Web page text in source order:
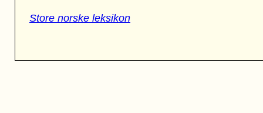
Store norske leksikon